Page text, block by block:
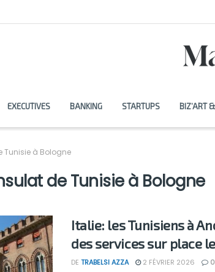
EXECUTIVES BANKING STARTUPS BIZ’ART
Tunisie à Bologne
de Tunisie à Bologne
Italie: les Tunisiens à
des services sur place
DE TRABELSI AZZA 2 FÉVRIER 2026 0